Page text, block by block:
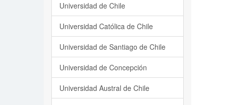
Universidad de Chile
Universidad Católica de Chile
Universidad de Santiago de Chile
Universidad de Concepción
Universidad Austral de Chile